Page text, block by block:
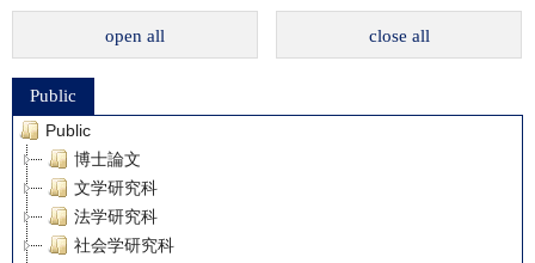
open all close all
Public
Public
博士論文
文学研究科
法学研究科
社会学研究科